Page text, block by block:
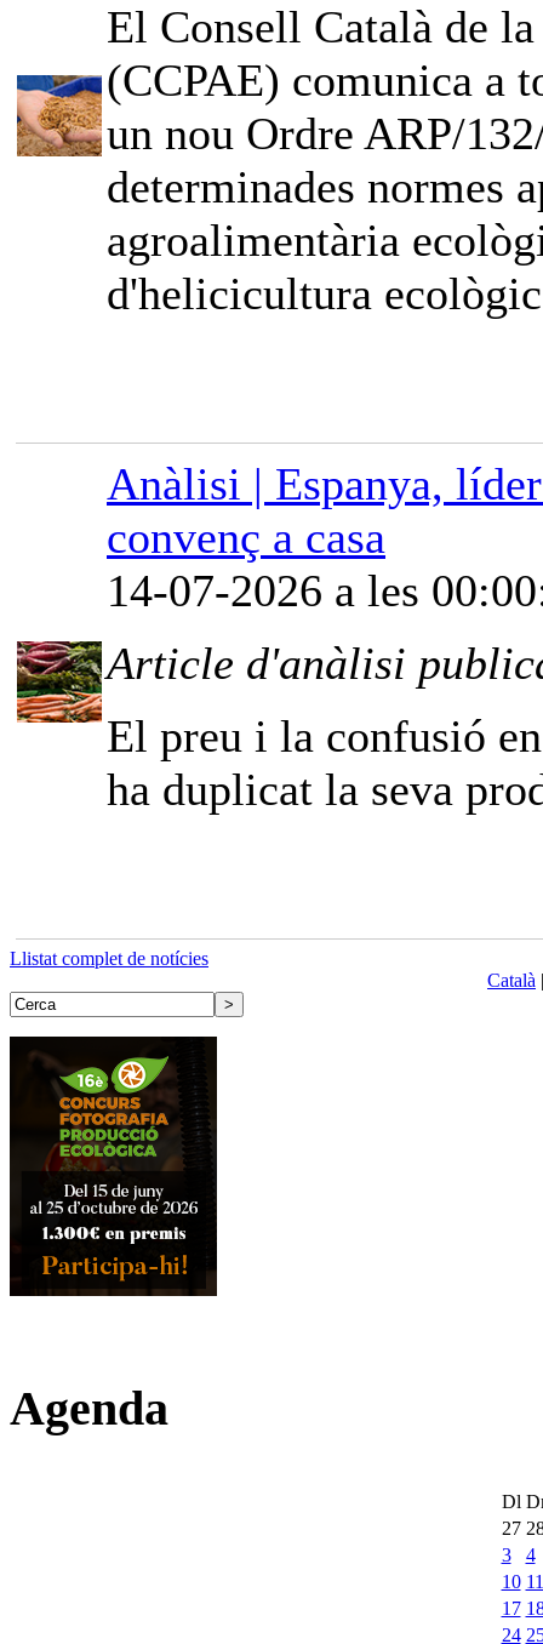
El Consell Català de
(CCPAE) comunica a
un nou Ordre ARP/
determinades normes
agroalimentària
d'helicicultura
Anàlisi | Espanya,
convenç a casa
14-07-2026 a les
Article d'anàlisi
El preu i la confusió
ha duplicat la seva
Llistat complet de notícies
Català
Agenda
Dl
27
3
4
10 11
17
24